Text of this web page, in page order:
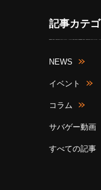
記事カテゴ
NEWS
イベント
コラム
サバゲー動画
すべての記事